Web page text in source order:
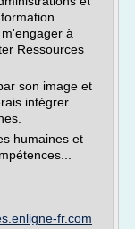
à
Ressources
son image et
intégrer
humaines et
fr.com